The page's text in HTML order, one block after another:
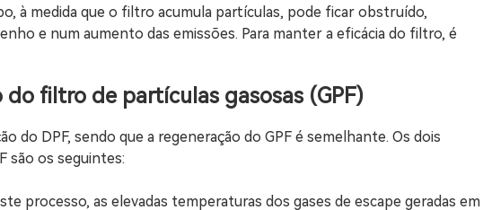
à medida que o filtro acumula partículas, pode ficar obstruído,
e num aumento das emissões. Para manter a eficácia do filtro, é
filtro de partículas gasosas (GPF)
do DPF, sendo que a regeneração do GPF é semelhante. Os dois
são os seguintes:
processo, as elevadas temperaturas dos gases de escape geradas em